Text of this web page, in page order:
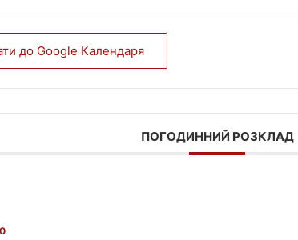
до Google Календаря
ПОГОДИННИЙ РОЗКЛАД